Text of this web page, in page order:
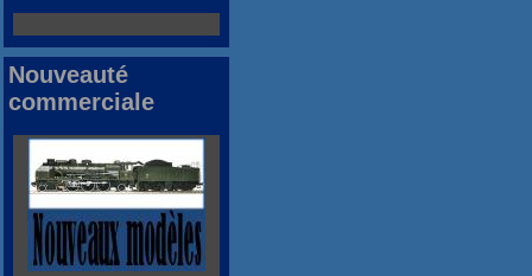
Nouveauté
commerciale